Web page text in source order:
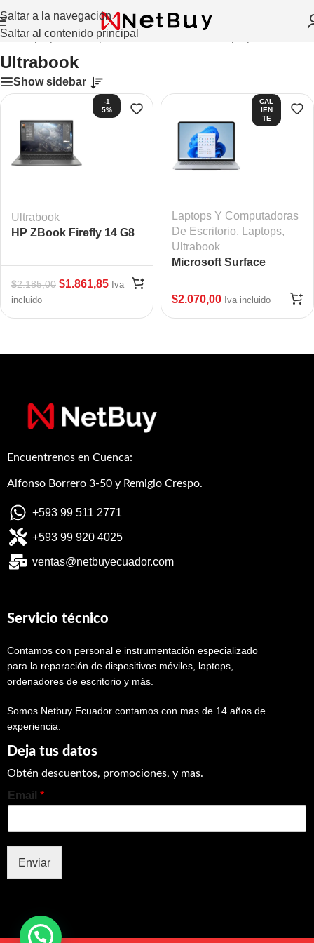
Saltar a la navegación
Saltar al contenido principal
/Laptops Y Computadoras De Escritorio
Ultrabook
Show sidebar
-1
5%
Ultrabook
HP ZBook Firefly 14 G8
$2.185,00 $1.861,85 Iva
incluido
CAL
IEN
TE
Laptops Y Computadoras
De Escritorio, Laptops,
Ultrabook
Microsoft Surface
$2.070,00 Iva incluido
Encuentrenos en Cuenca:
Alfonso Borrero 3-50 y Remigio Crespo.
+593 99 511 2771
+593 99 920 4025
ventas@netbuyecuador.com
Servicio técnico
Contamos con personal e instrumentación especializado
para la reparación de dispositivos móviles, laptops,
ordenadores de escritorio y más.
Somos Netbuy Ecuador contamos con mas de 14 años de
experiencia.
Deja tus datos
Obtén descuentos, promociones, y mas.
Email *
Enviar